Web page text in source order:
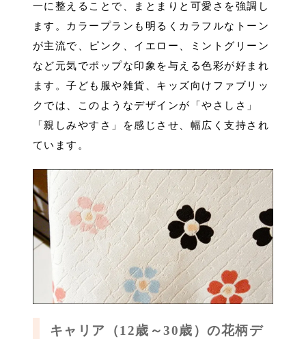
一に整えることで、まとまりと可愛さを強調し
ます。カラープランも明るくカラフルなトーン
が主流で、ピンク、イエロー、ミントグリーン
など元気でポップな印象を与える色彩が好まれ
ます。子ども服や雑貨、キッズ向けファブリッ
クでは、このようなデザインが「やさしさ」
「親しみやすさ」を感じさせ、幅広く支持され
ています。
キャリア（12歳～30歳）の花柄デ